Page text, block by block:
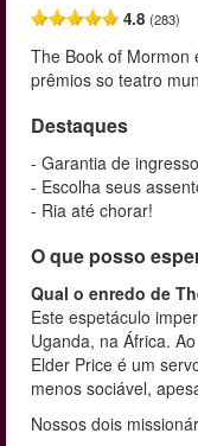
4.8 (283)
The Book of Mormon
prêmios so teatro
Destaques
- Garantia de
- Escolha seus
- Ria até chorar!
O que posso
Qual o enredo de
Este espetáculo
Uganda, na África.
Elder Price é um
menos sociável,
Nossos dois